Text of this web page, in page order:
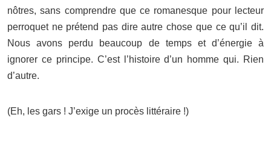
nôtres, sans comprendre que ce romanesque pour lecteur
perroquet ne prétend pas dire autre chose que ce qu’il dit.
Nous avons perdu beaucoup de temps et d’énergie à
ignorer ce principe. C’est l’histoire d’un homme qui. Rien
d’autre.
(Eh, les gars ! J’exige un procès littéraire !)